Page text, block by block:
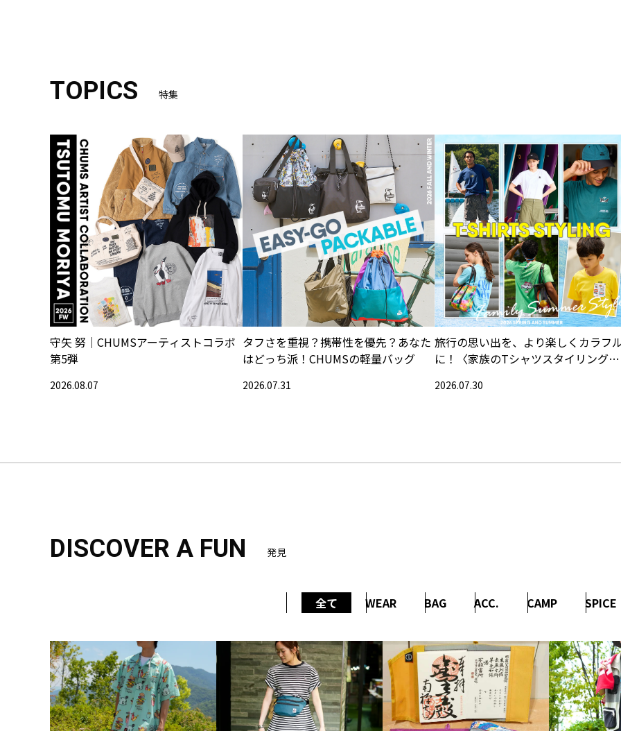
TOPICS 特集
守矢 努｜CHUMSアーティストコラボ
第5弾
2026.08.07
タフさを重視？携帯性を優先？あなた
はどっち派！CHUMSの軽量バッグ
2026.07.31
旅行の思い出を、より楽しくカラフ
に！〈家族のTシャツスタイリング特
2026.07.30
DISCOVER A FUN 発見
全て WEAR BAG ACC. CAMP SPICE